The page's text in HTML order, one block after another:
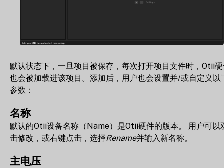
默认状态下，一旦项目被保存，每次打开项目文件时，Otii
也会被加载进该项目。添加后，用户也会设置并/或自定义以
参数：
名称
默认的Otii设备名称（Name）是Otii硬件的版本。 用户可以
击修改，或右键点击，选择Rename并输入新名称。
主电压